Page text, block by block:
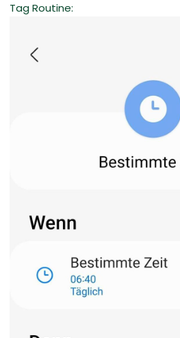
Tag Routine: